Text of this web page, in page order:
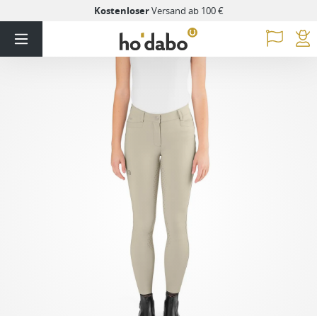
KostenloserVersand ab 100 €